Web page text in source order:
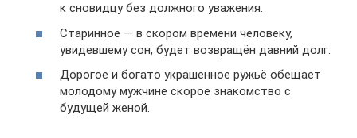
к сновидцу без должного уважения.
Старинное — в скором времени человеку,
увидевшему сон, будет возвращён давний долг.
Дорогое и богато украшенное ружьё обещает
молодому мужчине скорое знакомство с
будущей женой.